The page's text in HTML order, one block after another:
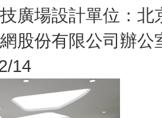
廣場設計單位：北
股份有限公司辦公
14